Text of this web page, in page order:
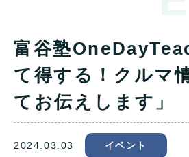
富谷塾
て得する！クルマ
てお伝えします」
2024.03.03 イベント